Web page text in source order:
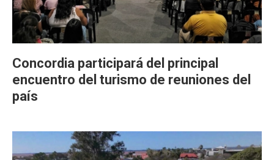
Concordia participará del principal
encuentro del turismo de reuniones del
país